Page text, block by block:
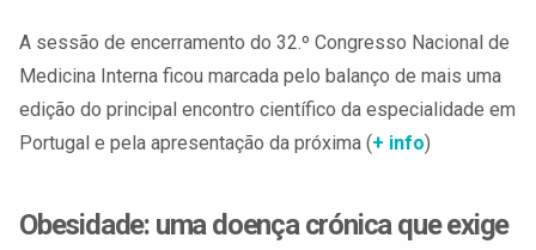
A sessão de encerramento do 32.º Congresso Nacional de
Medicina Interna ficou marcada pelo balanço de mais uma
edição do principal encontro científico da especialidade em
Portugal e pela apresentação da próxima (+ info)
Obesidade: uma doença crónica que exige